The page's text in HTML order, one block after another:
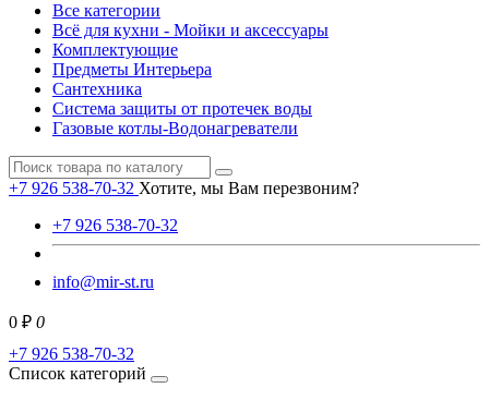
Все категории
Всё для кухни - Мойки и аксессуары
Комплектующие
Предметы Интерьера
Сантехника
Система защиты от протечек воды
Газовые котлы-Водонагреватели
+7 926 538-70-32 Хотите, мы Вам перезвоним?
+7 926 538-70-32
info@mir-st.ru
0 ₽ 0
+7 926 538-70-32
Список категорий